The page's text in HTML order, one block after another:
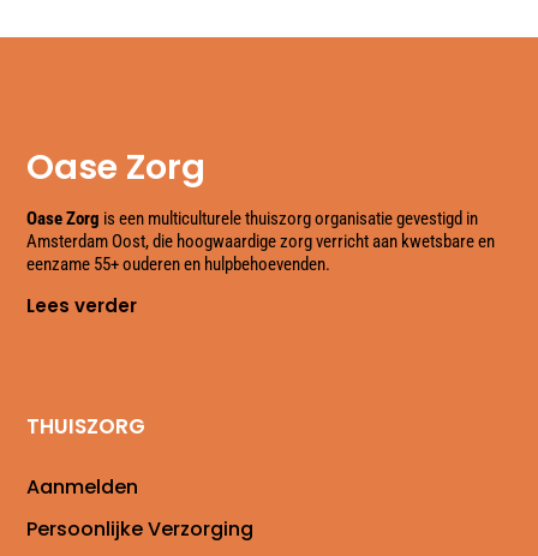
Oase Zorg
Oase Zorg is een multiculturele thuiszorg organisatie gevestigd in
Amsterdam Oost, die hoogwaardige zorg verricht aan kwetsbare en
eenzame 55+ ouderen en hulpbehoevenden.
Lees verder
THUISZORG
Aanmelden
Persoonlijke Verzorging